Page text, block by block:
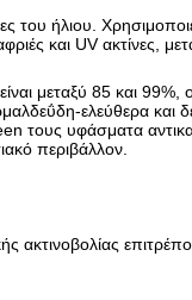
ήλιου.
και UV ακτίνες,
μεταξύ 85 και 99%, ο
ελεύθερα και
τους υφάσματα
περιβάλλον.
ακτινοβολίας